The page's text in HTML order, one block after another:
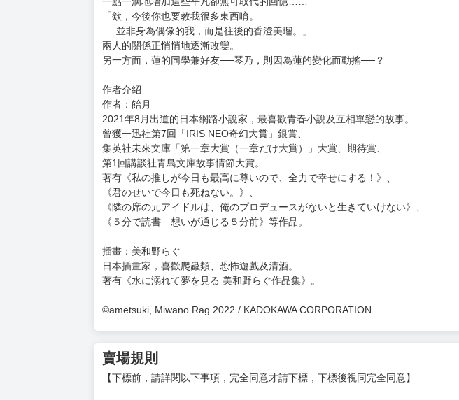
「欸，今後你也要教我很多東西唷。
──並非身為偶像的我，而是往後的香澄美瑠。」
兩人的關係正悄悄地逐漸改變。
另一方面，蓮的同學兼好友──琴乃，則因為蓮的變化而動搖──？
作者介紹
作者：飴月
2021年8月出道的日本網路小說家，最喜歡青春小說及互相單戀的故事。
曾獲一迅社第7回「IRIS NEO奇幻大賞」銀賞、
集英社未來文庫「第一章大賞（一章だけ大賞）」大賞、期待賞、
第1回講談社青鳥文庫故事情節大賞。
著有《私の推しが今日も最高に尊いので、全力で幸せにする！》、
《君のせいで今日も死ねない。》、
《隣の席の元アイドルは、俺のプロデュースがないと生きていけない》、
《５分で読書 想いが通じる５分前》等作品。
插畫：美和野らぐ
日本插畫家，喜歡爬蟲類、恐怖遊戲及清酒。
著有《水に溺れて夢を見る 美和野らぐ作品集》。
©ametsuki, Miwano Rag 2022 / KADOKAWA CORPORATION
賣場規則
【下標前，請詳閱以下事項，完全同意才請下標，下標後視同完全同意】